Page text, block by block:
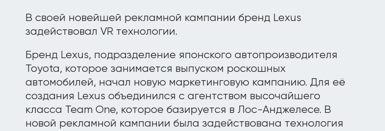
В своей новейшей рекламной кампании бренд Lexus
задействовал VR технологии.
Бренд Lexus, подразделение японского автопроизводителя
Toyota, которое занимается выпуском роскошных
автомобилей, начал новую маркетинговую кампанию. Для её
создания Lexus объединился с агентством высочайшего
класса Team One, которое базируется в Лос-Анджелесе. В
новой рекламной кампании была задействована технология